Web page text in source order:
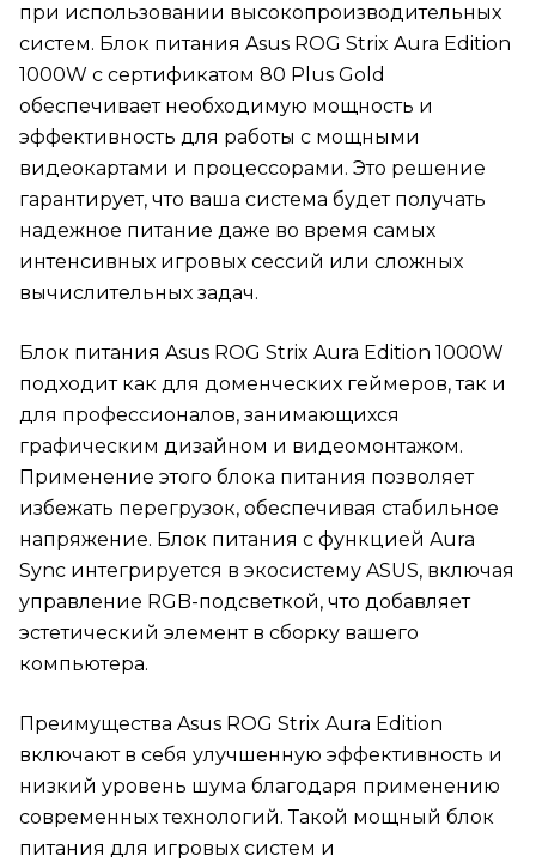
при использовании высокопроизводительных
систем. Блок питания Asus ROG Strix Aura Edition
1000W с сертификатом 80 Plus Gold
обеспечивает необходимую мощность и
эффективность для работы с мощными
видеокартами и процессорами. Это решение
гарантирует, что ваша система будет получать
надежное питание даже во время самых
интенсивных игровых сессий или сложных
вычислительных задач.
Блок питания Asus ROG Strix Aura Edition 1000W
подходит как для доменческих геймеров, так и
для профессионалов, занимающихся
графическим дизайном и видеомонтажом.
Применение этого блока питания позволяет
избежать перегрузок, обеспечивая стабильное
напряжение. Блок питания с функцией Aura
Sync интегрируется в экосистему ASUS, включая
управление RGB-подсветкой, что добавляет
эстетический элемент в сборку вашего
компьютера.
Преимущества Asus ROG Strix Aura Edition
включают в себя улучшенную эффективность и
низкий уровень шума благодаря применению
современных технологий. Такой мощный блок
питания для игровых систем и